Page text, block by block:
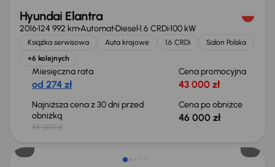
Hyundai Elantra
2016124 992 kmAutomatDiesel1.6 CRDi100 kW
Książka serwisowa Auta krajowe 1.6 CRDi
Salon Polska
+6 kolejnych
Miesięczna rata
od 274 zł
Cena promocyjna
43 000 zł
Najniższa cena z 30 dni przed
obniżką
45 000 zł
Cena po obniżce
46 000 zł